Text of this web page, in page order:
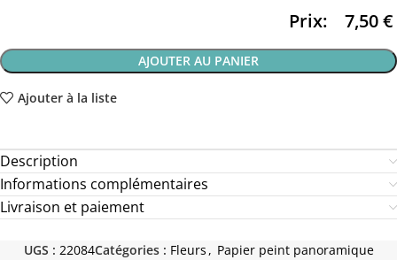
Prix: 7,50€
AJOUTER AU PANIER
Ajouter à la liste
Description
Informations complémentaires
Livraison et paiement
UGS : 22084Catégories : Fleurs , Papier peint panoramique